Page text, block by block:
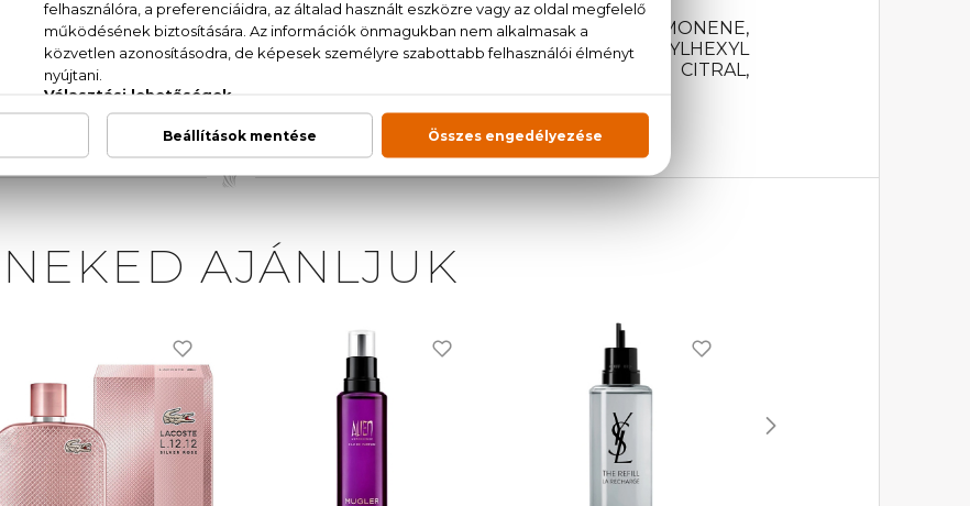
ALCOHOL 39-C), PARFUM (FRAGRANCE), AQUA (WATER), LINALOOL, LIMONENE,
SALICYLATE, ALCOHOL, CITRONELLOL, HEXYL CINNAMAL, ETHYLHEXYL
ETHYLHEXYL SALICYLATE, GERANIOL, CITRAL,
NEKED AJÁNLJUK